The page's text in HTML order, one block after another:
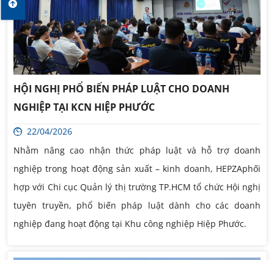
HỘI NGHỊ PHỔ BIẾN PHÁP LUẬT CHO DOANH
NGHIỆP TẠI KCN HIỆP PHƯỚC
22/04/2026
Nhằm nâng cao nhận thức pháp luật và hỗ trợ doanh
nghiệp trong hoạt động sản xuất – kinh doanh, HEPZAphối
hợp với Chi cục Quản lý thị trường TP.HCM tổ chức Hội nghị
tuyên truyền, phổ biến pháp luật dành cho các doanh
nghiệp đang hoạt động tại Khu công nghiệp Hiệp Phước.